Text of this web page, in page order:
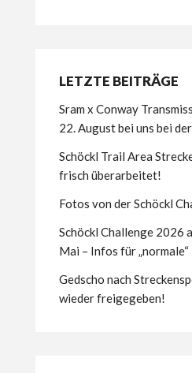
LETZTE BEITRÄGE
Sram x Conway
22. August bei uns bei
Schöckl Trail Area
frisch überarbeitet!
Fotos von der Schöckl
Schöckl Challenge 2026
Mai – Infos für
Gedscho nach
wieder freigegeben!